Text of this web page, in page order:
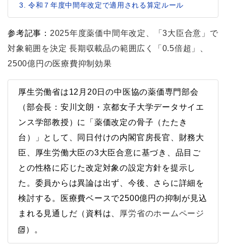
令和７年度中間年改定で適用される算定ルール
参考記事： 2025年度薬価中間年改定、「3大臣合意」で
対象範囲を決定 長期収載品の範囲広く「0.5倍超」、
2500億円の医療費抑制効果
厚生労働省は12月20日の中医協の薬価専門部会
（部会長：安川文朗・京都女子大学データサイエ
ンス学部教授）に「薬価改定の骨子（たたき
台）」として、同日付けの内閣官房長官、財務大
臣、厚生労働大臣の3大臣合意に基づき、品目ご
との性格に応じた改定対象の設定方針を提示し
た。委員からは異論は出ず、今後、さらに詳細を
検討する。医療費ベースで2500億円の抑制が見込
まれる見通しだ（資料は、
厚労省のホームページ
）。